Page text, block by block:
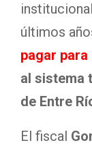
últimos
pagar
al sistema
de Entre
El fiscal